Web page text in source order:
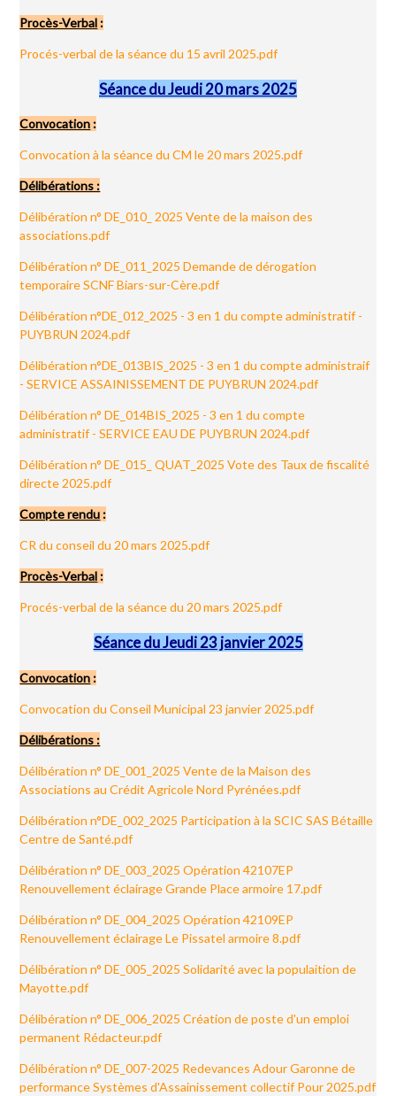
Procès-Verbal :
Procés-verbal de la séance du 15 avril 2025.pdf
Séance du Jeudi 20 mars 2025
Convocation :
Convocation à la séance du CM le 20 mars 2025.pdf
Délibérations :
Délibération n° DE_010_ 2025 Vente de la maison des
associations.pdf
Délibération n° DE_011_2025 Demande de dérogation
temporaire SCNF Biars-sur-Cère.pdf
Délibération n°DE_012_2025 - 3 en 1 du compte administratif -
PUYBRUN 2024.pdf
Délibération n°DE_013BIS_2025 - 3 en 1 du compte administraif
- SERVICE ASSAINISSEMENT DE PUYBRUN 2024.pdf
Délibération n° DE_014BIS_2025 - 3 en 1 du compte
administratif - SERVICE EAU DE PUYBRUN 2024.pdf
Délibération n° DE_015_ QUAT_2025 Vote des Taux de fiscalité
directe 2025.pdf
Compte rendu :
CR du conseil du 20 mars 2025.pdf
Procès-Verbal :
Procés-verbal de la séance du 20 mars 2025.pdf
Séance du Jeudi 23 janvier 2025
Convocation :
Convocation du Conseil Municipal 23 janvier 2025.pdf
Délibérations :
Délibération n° DE_001_2025 Vente de la Maison des
Associations au Crédit Agricole Nord Pyrénées.pdf
Délibération n°DE_002_2025 Participation à la SCIC SAS Bétaille
Centre de Santé.pdf
Délibération n° DE_003_2025 Opération 42107EP
Renouvellement éclairage Grande Place armoire 17.pdf
Délibération n° DE_004_2025 Opération 42109EP
Renouvellement éclairage Le Pissatel armoire 8.pdf
Délibération n° DE_005_2025 Solidarité avec la populaition de
Mayotte.pdf
Délibération n° DE_006_2025 Création de poste d'un emploi
permanent Rédacteur.pdf
Délibération n° DE_007-2025 Redevances Adour Garonne de
performance Systèmes d'Assainissement collectif Pour 2025.pdf